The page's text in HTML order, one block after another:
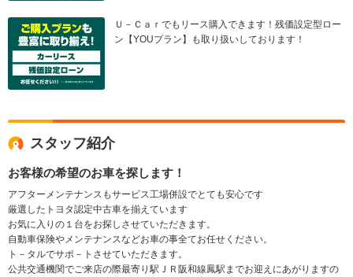
Ｕ－Ｃａｒでもリース購入できます！残価設定型ロー
ン【YOUプラン】も取り扱いしております！
スタッフ紹介
お客様の希望のお車を探します！
アフターメンテナンスもサービス工場併設でとても安心です
厳選したトヨタ認定中古車を揃えています
お気に入りの１台をお探しさせていただきます。
自動車保険やメンテナンスなどお車の事全てお任せください。
ト－タルでサポ－トさせていただきます。
公共交通機関でご来店の際最寄り駅ＪＲ阪和線鳳駅までお迎えにあがりますの